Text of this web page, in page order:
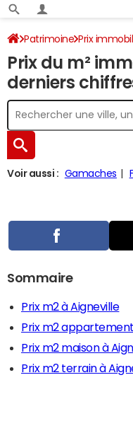
Patrimoine Prix
Prix du m²
derniers
Voir aussi : Gamaches
Sommaire
Prix m2 à Aigneville
Prix m2
Prix m2 maison à
Prix m2 terrain à